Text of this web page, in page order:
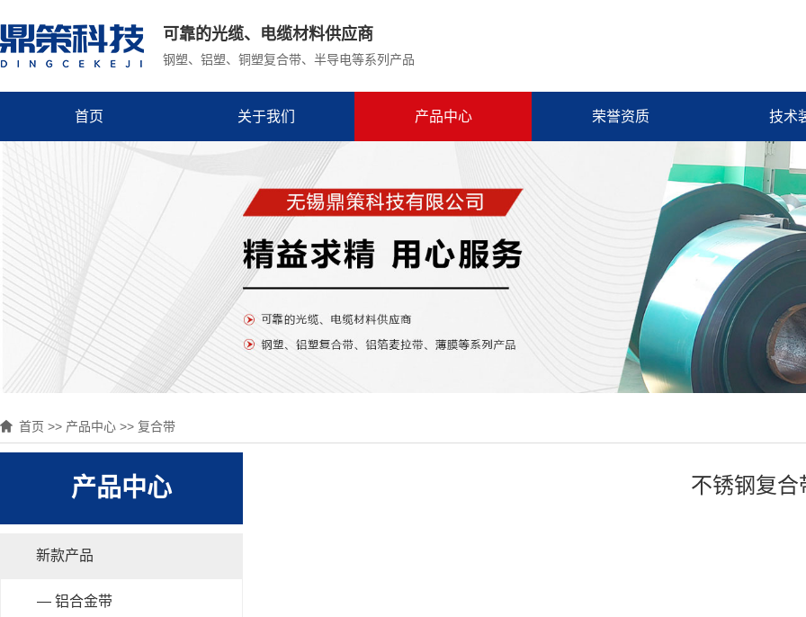
可靠的光缆、电缆材料供应商
钢塑、铝塑、铜塑复合带、半导电等系列产品
首页 关于我们 产品中心 荣誉资质 技术
首页 >> 产品中心 >> 复合带
产品中心
新款产品
— 铝合金带
不锈钢复合